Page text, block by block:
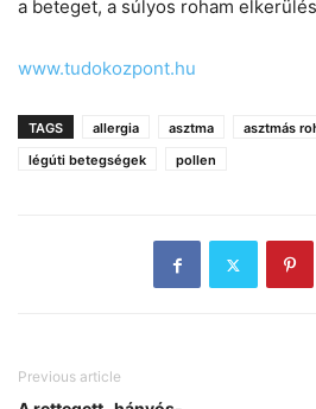
a beteget, a súlyos roham
www.tudokozpont.hu
TAGS allergia asztma asztmás
légúti betegségek
pollen
Previous article